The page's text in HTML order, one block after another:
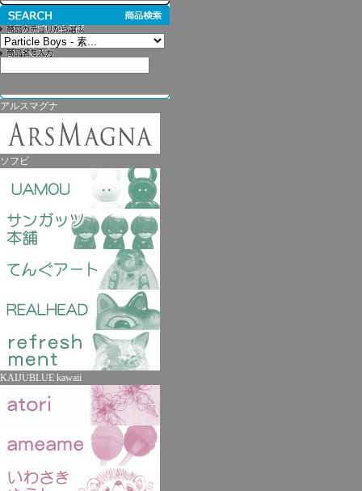
アルスマグナ
ソフビ
KAIJUBLUE kawaii